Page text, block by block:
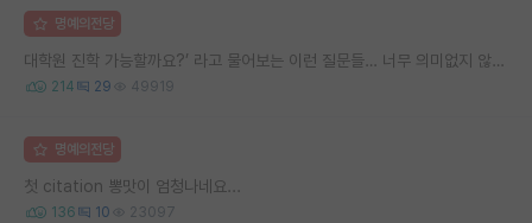
명예의전당
대학원 진학 가능할까요?’ 라고 물어보는 이런 질문들… 너무 의미없지 않나요?
214 29 49919
명예의전당
첫 citation 뽕맛이 엄청나네요...
136 10 23097